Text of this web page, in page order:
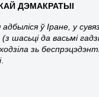
ДЭМАКРАТЫІ
адбыліся ў Іране, у
шасьці да васьмі
зь
.